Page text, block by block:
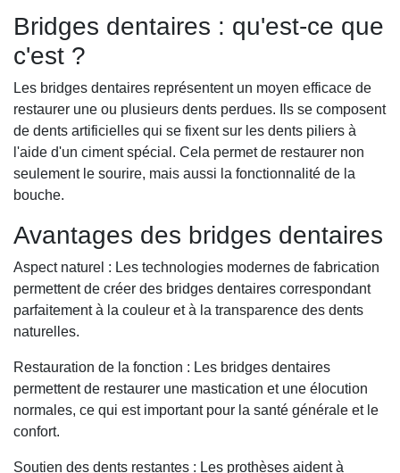
Bridges dentaires : qu'est-ce que
c'est ?
Les bridges dentaires représentent un moyen efficace de
restaurer une ou plusieurs dents perdues. Ils se composent
de dents artificielles qui se fixent sur les dents piliers à
l'aide d'un ciment spécial. Cela permet de restaurer non
seulement le sourire, mais aussi la fonctionnalité de la
bouche.
Avantages des bridges dentaires
Aspect naturel : Les technologies modernes de fabrication
permettent de créer des bridges dentaires correspondant
parfaitement à la couleur et à la transparence des dents
naturelles.
Restauration de la fonction : Les bridges dentaires
permettent de restaurer une mastication et une élocution
normales, ce qui est important pour la santé générale et le
confort.
Soutien des dents restantes : Les prothèses aident à